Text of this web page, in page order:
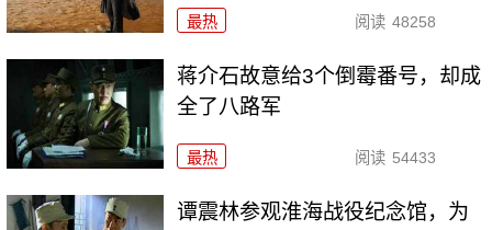
最热 阅读 48258
蒋介石故意给3个倒霉番号，却成
全了八路军
最热 阅读 54433
谭震林参观淮海战役纪念馆，为